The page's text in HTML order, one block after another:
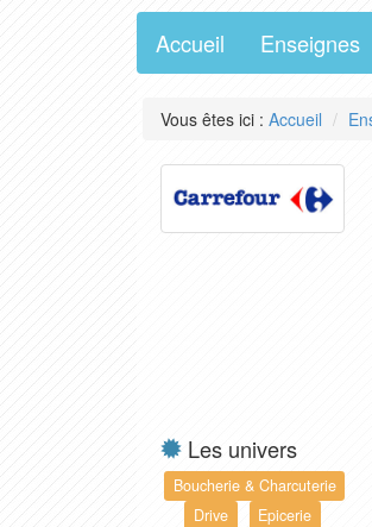
Accueil Enseignes
Vous êtes ici : Accueil
Les univers
Boucherie & Charcuterie
Drive
Epicerie